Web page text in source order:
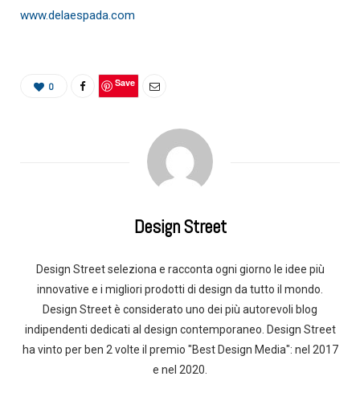
www.delaespada.com
0 Save
Design Street
Design Street seleziona e racconta ogni giorno le idee più
innovative e i migliori prodotti di design da tutto il mondo.
Design Street è considerato uno dei più autorevoli blog
indipendenti dedicati al design contemporaneo. Design Street
ha vinto per ben 2 volte il premio "Best Design Media": nel 2017
e nel 2020.